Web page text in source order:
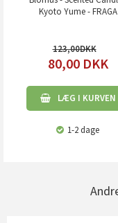
Kyoto Yume - FRAGA
123,00
80,00 DKK
LÆG I KURVEN
1-2 dage